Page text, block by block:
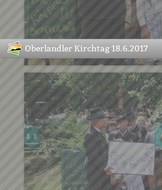
Oberlandler Kirchtag 18.6.2017